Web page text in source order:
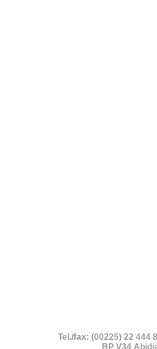
Tel./fax: (00225) 22 444
BP V34